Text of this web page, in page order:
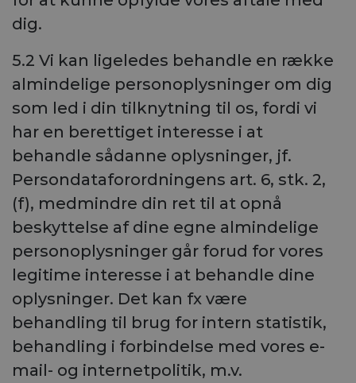
dig.
5.2 Vi kan ligeledes behandle en række
almindelige personoplysninger om dig
som led i din tilknytning til os, fordi vi
har en berettiget interesse i at
behandle sådanne oplysninger, jf.
Persondataforordningens art. 6, stk. 2,
(f), medmindre din ret til at opnå
beskyttelse af dine egne almindelige
personoplysninger går forud for vores
legitime interesse i at behandle dine
oplysninger. Det kan fx være
behandling til brug for intern statistik,
behandling i forbindelse med vores e-
mail- og internetpolitik, m.v.